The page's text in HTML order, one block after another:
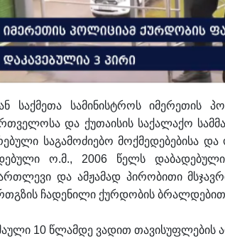
საქმეთა სამინისტროს იმერეთის
და ქუთაისის საქალაქო
საგამოძიებო მოქმედებებისა
ო.მ., 2006 წელს
და ამჟამად პირობითი
ჩადენილი ქურდობის ბრალდებით
10 წლამდე ვადით თავისუფლების